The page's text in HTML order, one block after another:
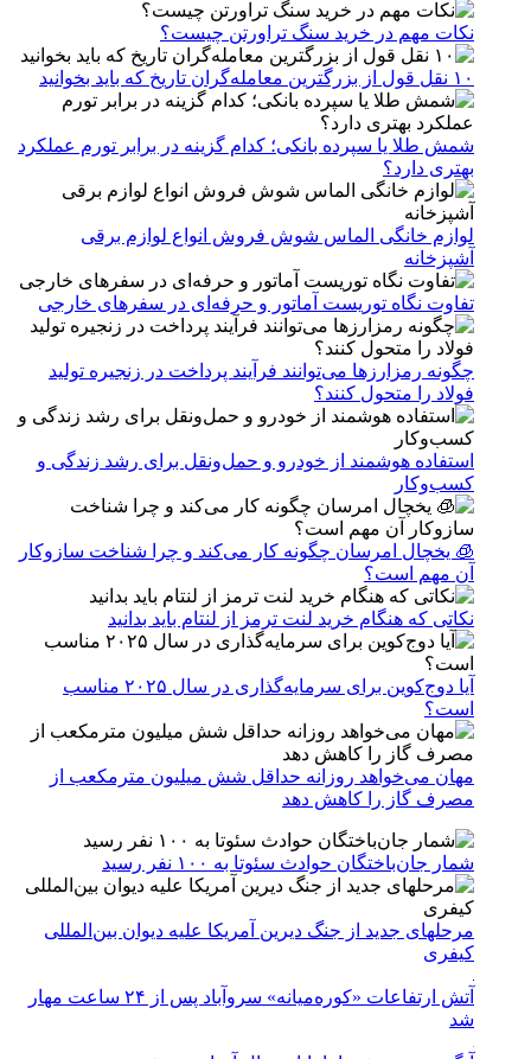
نکات مهم در خرید سنگ تراورتن چیست؟
۱۰ نقل قول از بزرگترین معامله‌گران تاریخ که باید بخوانید
شمش طلا یا سپرده بانکی؛ کدام گزینه در برابر تورم عملکرد
بهتری دارد؟
لوازم خانگی الماس شوش فروش انواع لوازم برقی
آشپزخانه
تفاوت نگاه توریست آماتور و حرفه‌ای در سفرهای خارجی
چگونه رمزارزها می‌توانند فرآیند پرداخت در زنجیره تولید
فولاد را متحول کنند؟
استفاده هوشمند از خودرو و حمل‌ونقل برای رشد زندگی و
کسب‌وکار
🧊 یخچال امرسان چگونه کار می‌کند و چرا شناخت سازوکار
آن مهم است؟
نکاتی که هنگام خرید لنت ترمز از لنتام باید بدانید
آیا دوج‌کوین برای سرمایه‌گذاری در سال ۲۰۲۵ مناسب
است؟
مهان می‌خواهد روزانه حداقل شش میلیون مترمکعب از
مصرف گاز را کاهش دهد
شمار جان‌باختگان حوادث سئوتا به ۱۰۰ نفر رسید
مرحله‎ای جدید از جنگ دیرین آمریکا علیه دیوان بین‌المللی
کیفری
آتش ارتفاعات «کوره‌میانه» سروآباد پس از ۲۴ ساعت مهار
شد